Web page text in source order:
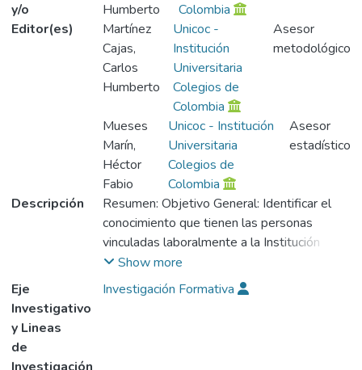
y/o
Editor(es)
Humberto
Colombia
Martínez
Cajas,
Carlos
Humberto
Unicoc -
Institución
Universitaria
Colegios de
Colombia
Asesor
metodológico
Mueses
Marín,
Héctor
Fabio
Unicoc - Institución
Universitaria
Colegios de
Colombia
Asesor
estadístico
Descripción
Resumen: Objetivo General: Identificar el
conocimiento que tienen las personas
vinculadas laboralmente a la Institución
Universitaria Colegios de Colombia -
UNICOC durante el primer periodo del
2008, sobre medidas de prevención y
Show more
Eje
Investigativo
y Lineas
de
Investigación Formativa